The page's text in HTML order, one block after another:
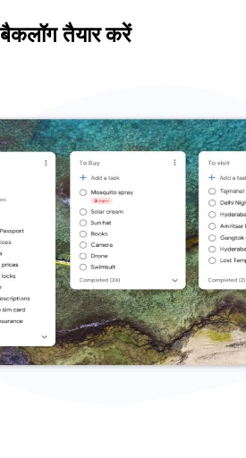
तैयार करें